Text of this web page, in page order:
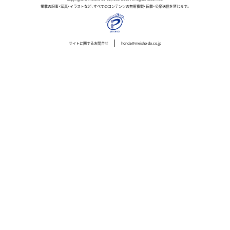
掲載の記事・写真・イラストなど、すべてのコンテンツの無断複製・転載・公衆送信を禁じます。
サイトに関するお問合せ honda@meisho-do.co.jp